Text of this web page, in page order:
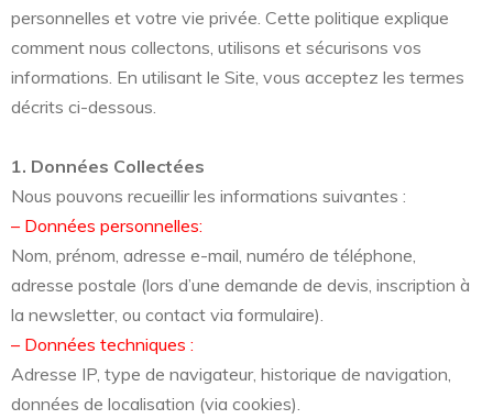
personnelles et votre vie privée. Cette politique explique
comment nous collectons, utilisons et sécurisons vos
informations. En utilisant le Site, vous acceptez les termes
décrits ci-dessous.
1. Données Collectées
Nous pouvons recueillir les informations suivantes :
– Données personnelles:
Nom, prénom, adresse e-mail, numéro de téléphone,
adresse postale (lors d’une demande de devis, inscription à
la newsletter, ou contact via formulaire).
– Données techniques :
Adresse IP, type de navigateur, historique de navigation,
données de localisation (via cookies).